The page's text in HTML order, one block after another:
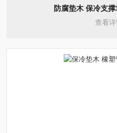
防腐垫木 保冷支
查看